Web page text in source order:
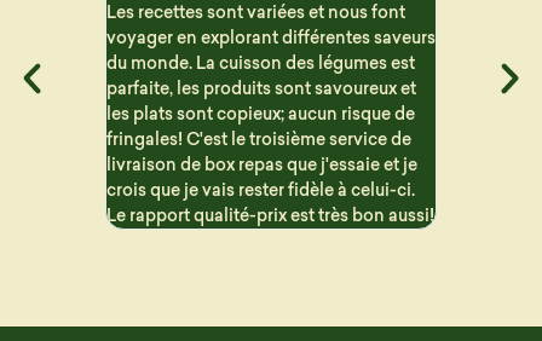
est
et
Vraiment satisfait des plats que je reçois
pour le semaine. Beaucoup de choix et
les repas sont bien détaillé pour suivre
les macros. Les portions sont généreuse
et c'est vraiment bon !! Problème de
livraison mais qui n'est en aucun cas la
faute de Dailycieux. Je recommande